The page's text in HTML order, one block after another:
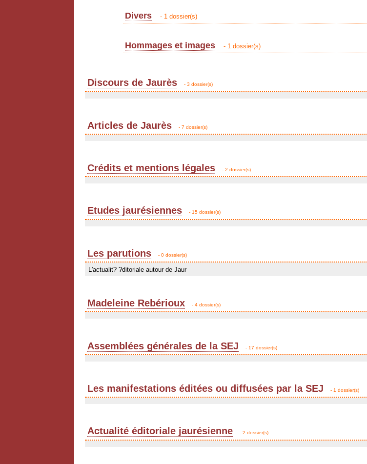
Divers - 1 dossier(s)
Hommages et images - 1 dossier(s)
Discours de Jaurès - 3 dossier(s)
Articles de Jaurès - 7 dossier(s)
Crédits et mentions légales - 2 dossier(s)
Etudes jaurésiennes - 15 dossier(s)
Les parutions - 0 dossier(s)
L'actualit? ?ditoriale autour de Jaur
Madeleine Rebérioux - 4 dossier(s)
Assemblées générales de la SEJ - 17 dossier(s)
Les manifestations éditées ou diffusées par la SEJ - 1 dossier(s)
Actualité éditoriale jaurésienne - 2 dossier(s)